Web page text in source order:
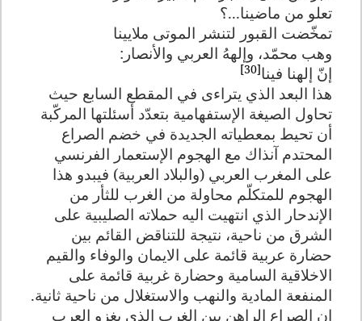
تعلو من ماضينا...؟
تمخّضت القبور لتنشر الموتى ملايينا
وهب محمّد، وإلههُ العربي والأنصار:
إنّ إلهنا فينا[30]
هذا البعد الذي يتراءى في المقطع السابع حيث
تحاول الصيغة الإستفهامية بتعدّد أسئلتها المركّبة
أن تحيط بمعطياته الجديدة في خضم الصراع
المحتدم آنذاك مع الهجوم الإستعمار الفرنسي
على المغرب العربي (والبلاد العربية) فيبدو هذا
الهجوم للمتكلّم محاولة من الغرب للثأر من
الإندحار الذي انتهيت اليه حملاته الصليبية على
الشرق من ناحية، نتيجة للتناقض القائم بين
حضارة عربية قائمة على الايمان والوفاء والقيم
الاخلاقية السامية وحضارة غربية قائمة على
المنفعة المادية والنهب والاستغلال من ناحية ثانية.
إن الصراع الراهن بين الغرب الذي يغزو العرب